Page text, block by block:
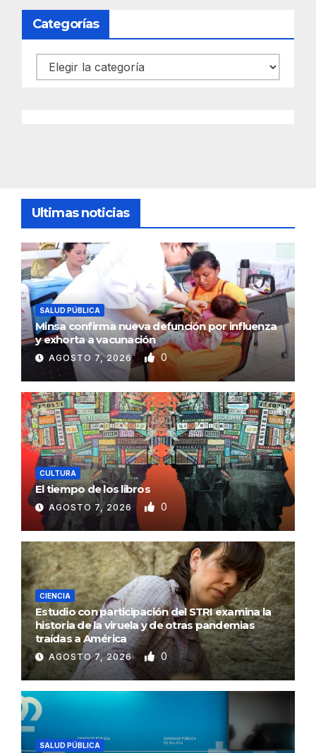
Categorías
Categorías
Ultimas noticias
SALUD PÚBLICA
Minsa confirma nueva defunción por influenza
y exhorta a vacunación
AGOSTO 7, 2026 0
CULTURA
El tiempo de los libros
AGOSTO 7, 2026 0
CIENCIA
Estudio con participación del STRI examina la
historia de la viruela y de otras pandemias
traídas a América
AGOSTO 7, 2026 0
SALUD PÚBLICA